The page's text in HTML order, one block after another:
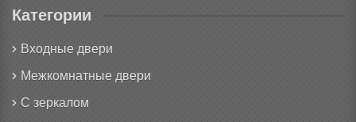
Категории
Входные двери
Межкомнатные двери
С зеркалом